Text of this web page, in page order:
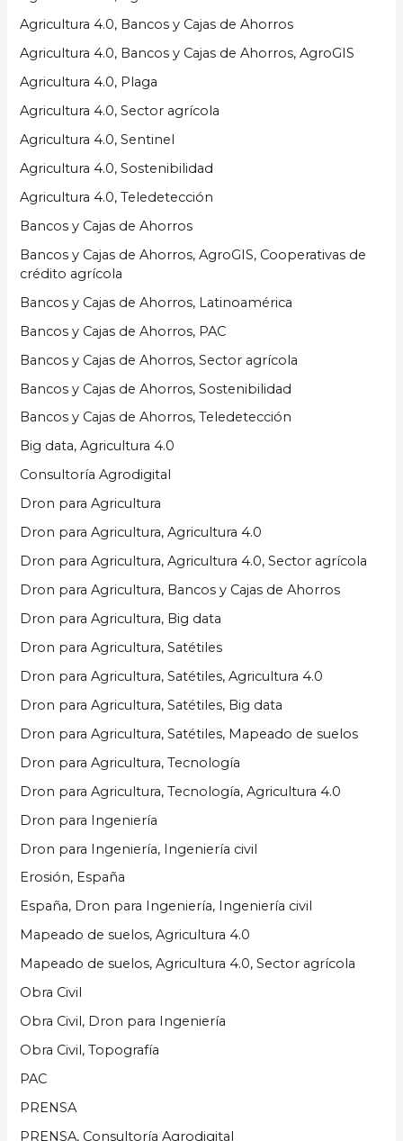
Agricultura 4.0, Bancos y Cajas de Ahorros
Agricultura 4.0, Bancos y Cajas de Ahorros, AgroGIS
Agricultura 4.0, Plaga
Agricultura 4.0, Sector agrícola
Agricultura 4.0, Sentinel
Agricultura 4.0, Sostenibilidad
Agricultura 4.0, Teledetección
Bancos y Cajas de Ahorros
Bancos y Cajas de Ahorros, AgroGIS, Cooperativas de
crédito agrícola
Bancos y Cajas de Ahorros, Latinoamérica
Bancos y Cajas de Ahorros, PAC
Bancos y Cajas de Ahorros, Sector agrícola
Bancos y Cajas de Ahorros, Sostenibilidad
Bancos y Cajas de Ahorros, Teledetección
Big data, Agricultura 4.0
Consultoría Agrodigital
Dron para Agricultura
Dron para Agricultura, Agricultura 4.0
Dron para Agricultura, Agricultura 4.0, Sector agrícola
Dron para Agricultura, Bancos y Cajas de Ahorros
Dron para Agricultura, Big data
Dron para Agricultura, Satétiles
Dron para Agricultura, Satétiles, Agricultura 4.0
Dron para Agricultura, Satétiles, Big data
Dron para Agricultura, Satétiles, Mapeado de suelos
Dron para Agricultura, Tecnología
Dron para Agricultura, Tecnología, Agricultura 4.0
Dron para Ingeniería
Dron para Ingeniería, Ingeniería civil
Erosión, España
España, Dron para Ingeniería, Ingeniería civil
Mapeado de suelos, Agricultura 4.0
Mapeado de suelos, Agricultura 4.0, Sector agrícola
Obra Civil
Obra Civil, Dron para Ingeniería
Obra Civil, Topografía
PAC
PRENSA
PRENSA, Consultoría Agrodigital